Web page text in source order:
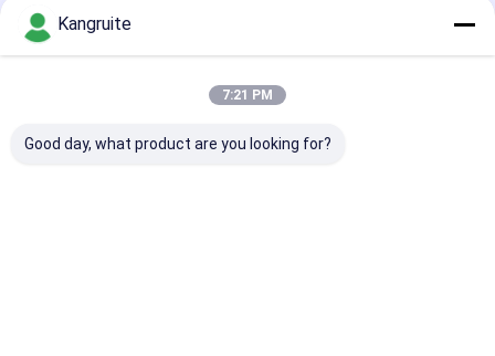
볼보 과급기
Kangruite
7:21 PM
Good day, what product are you looking for?